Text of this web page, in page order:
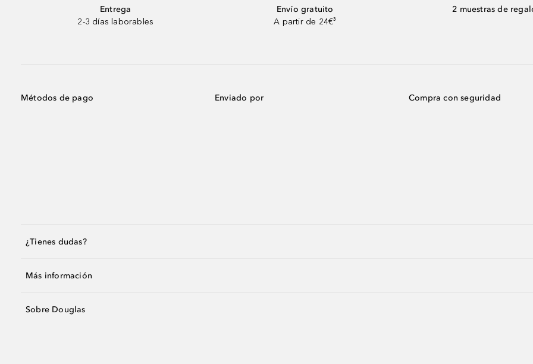
Entrega
2-3 días laborables
Envío gratuito
A partir de 24€³
2 muestras de
Métodos de pago Enviado por Compra con seguridad
¿Tienes dudas?
Más información
Sobre Douglas